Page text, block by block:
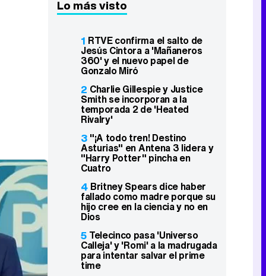
Lo más visto
1 RTVE confirma el salto de
Jesús Cintora a 'Mañaneros
360' y el nuevo papel de
Gonzalo Miró
2 Charlie Gillespie y Justice
Smith se incorporan a la
temporada 2 de 'Heated
Rivalry'
3 "¡A todo tren! Destino
Asturias" en Antena 3 lidera y
"Harry Potter" pincha en
Cuatro
4 Britney Spears dice haber
fallado como madre porque su
hijo cree en la ciencia y no en
Dios
5 Telecinco pasa 'Universo
Calleja' y 'Romi' a la madrugada
para intentar salvar el prime
time